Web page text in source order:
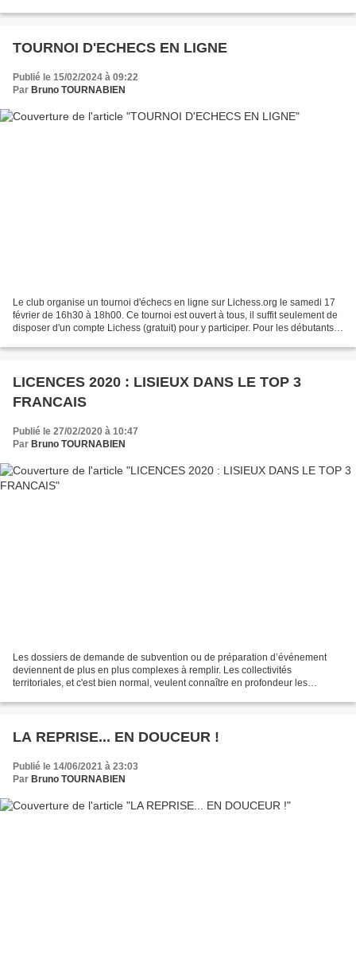
TOURNOI D'ECHECS EN LIGNE
Publié le 15/02/2024 à 09:22
Par Bruno TOURNABIEN
Le club organise un tournoi d'échecs en ligne sur Lichess.org le samedi 17
février de 16h30 à 18h00. Ce tournoi est ouvert à tous, il suffit seulement de
disposer d'un compte Lichess (gratuit) pour y participer. Pour les débutants,
LICENCES 2020 : LISIEUX DANS LE TOP 3
FRANCAIS
Publié le 27/02/2020 à 10:47
Par Bruno TOURNABIEN
Les dossiers de demande de subvention ou de préparation d’événement
deviennent de plus en plus complexes à remplir. Les collectivités
territoriales, et c'est bien normal, veulent connaître en profondeur les
LA REPRISE... EN DOUCEUR !
Publié le 14/06/2021 à 23:03
Par Bruno TOURNABIEN